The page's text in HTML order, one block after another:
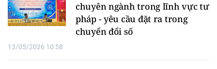
TIN ĐỊA PHƯƠNG
Trung du và miền núi phía Bắc
chuyên ngành trong lĩnh vực tư
pháp - yêu cầu đặt ra trong
chuyển đổi số
13/05/2026 10:58